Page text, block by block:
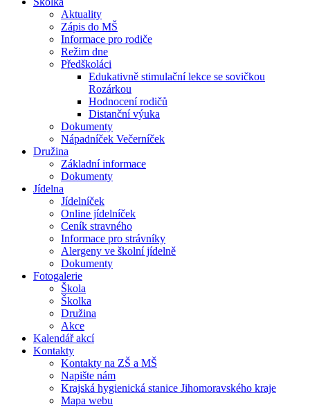
Aktuality
Zápis do MŠ
Informace pro rodiče
Režim dne
Předškoláci
Edukativně stimulační lekce se sovičkou
Rozárkou
Hodnocení rodičů
Distanční výuka
Dokumenty
Nápadníček Večerníček
Družina
Základní informace
Dokumenty
Jídelna
Jídelníček
Online jídelníček
Ceník stravného
Informace pro strávníky
Alergeny ve školní jídelně
Dokumenty
Fotogalerie
Škola
Školka
Družina
Akce
Kalendář akcí
Kontakty
Kontakty na ZŠ a MŠ
Napište nám
Krajská hygienická stanice Jihomoravského kraje
Mapa webu